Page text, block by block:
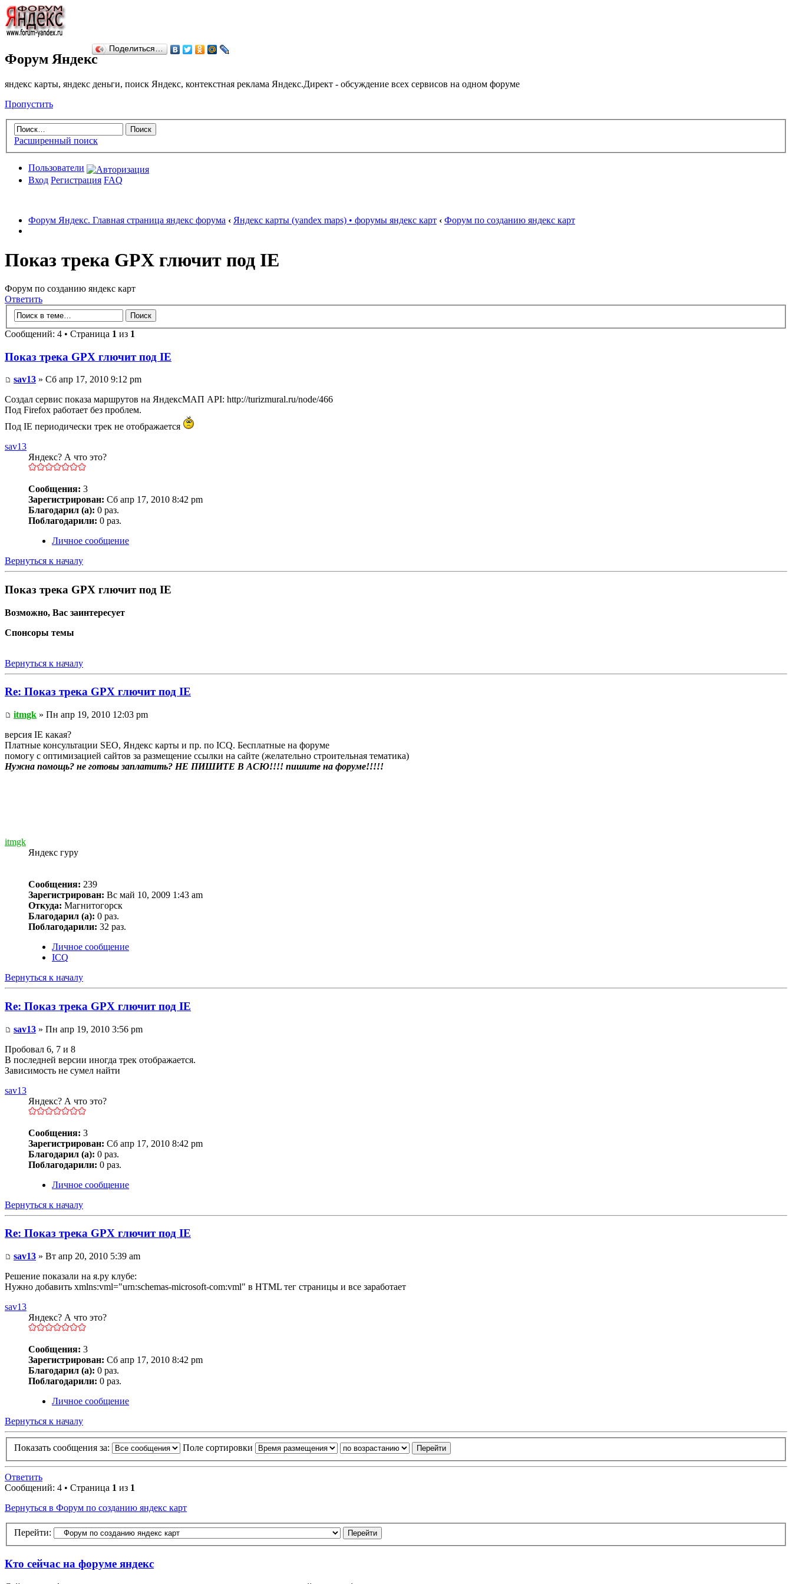
Форум Яндекс
яндекс карты, яндекс деньги, поиск Яндекс, контекстная реклама Яндекс.Директ - обсуждение всех сервисов на одном форуме
Пропустить
Расширенный поиск
Пользователи
Вход Регистрация FAQ
Форум Яндекс. Главная страница яндекс форума ‹ Яндекс карты (yandex maps) • форумы яндекс карт ‹ Форум по созданию яндекс карт
Поделиться…
Показ трека GPX глючит под IE
Форум по созданию яндекс карт
Ответить
Сообщений: 4 • Страница 1 из 1
Показ трека GPX глючит под IE
sav13 » Сб апр 17, 2010 9:12 pm
Создал сервис показа маршрутов на ЯндексМАП API: http://turizmural.ru/node/466
Под Firefox работает без проблем.
Под IE периодически трек не отображается
sav13
Яндекс? А что это?
Сообщения: 3
Зарегистрирован: Сб апр 17, 2010 8:42 pm
Благодарил (а): 0 раз.
Поблагодарили: 0 раз.
Личное сообщение
Вернуться к началу
Показ трека GPX глючит под IE
Возможно, Вас заинтересует
Спонсоры темы
Вернуться к началу
Re: Показ трека GPX глючит под IE
itmgk » Пн апр 19, 2010 12:03 pm
версия IE какая?
Платные консультации SEO, Яндекс карты и пр. по ICQ. Бесплатные на форуме
помогу с оптимизацией сайтов за размещение ссылки на сайте (желательно строительная тематика)
Нужна помощь? не готовы заплатить? НЕ ПИШИТЕ В АСЮ!!!! пишите на форуме!!!!!
itmgk
Яндекс гуру
Сообщения: 239
Зарегистрирован: Вс май 10, 2009 1:43 am
Откуда: Магнитогорск
Благодарил (а): 0 раз.
Поблагодарили: 32 раз.
Личное сообщение
ICQ
Вернуться к началу
Re: Показ трека GPX глючит под IE
sav13 » Пн апр 19, 2010 3:56 pm
Пробовал 6, 7 и 8
В последней версии иногда трек отображается.
Зависимость не сумел найти
sav13
Яндекс? А что это?
Сообщения: 3
Зарегистрирован: Сб апр 17, 2010 8:42 pm
Благодарил (а): 0 раз.
Поблагодарили: 0 раз.
Личное сообщение
Вернуться к началу
Re: Показ трека GPX глючит под IE
sav13 » Вт апр 20, 2010 5:39 am
Решение показали на я.ру клубе:
Нужно добавить xmlns:vml="urn:schemas-microsoft-com:vml" в HTML тег страницы и все заработает
sav13
Яндекс? А что это?
Сообщения: 3
Зарегистрирован: Сб апр 17, 2010 8:42 pm
Благодарил (а): 0 раз.
Поблагодарили: 0 раз.
Личное сообщение
Вернуться к началу
Показать сообщения за: Поле сортировки
Ответить
Сообщений: 4 • Страница 1 из 1
Вернуться в Форум по созданию яндекс карт
Перейти:
Кто сейчас на форуме яндекс